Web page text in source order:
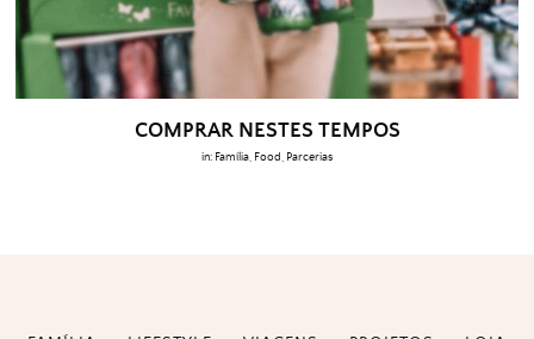
COMPRAR NESTES TEMPOS
in: Família Food Parcerias